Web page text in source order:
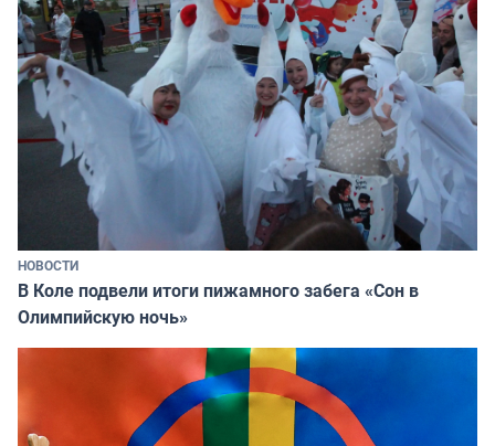
НОВОСТИ
В Коле подвели итоги пижамного забега «Сон в
Олимпийскую ночь»